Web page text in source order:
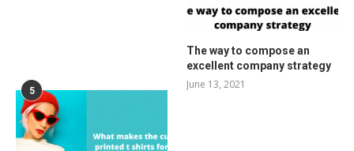
The way to compose an
excellent company strategy
June 13, 2021
5